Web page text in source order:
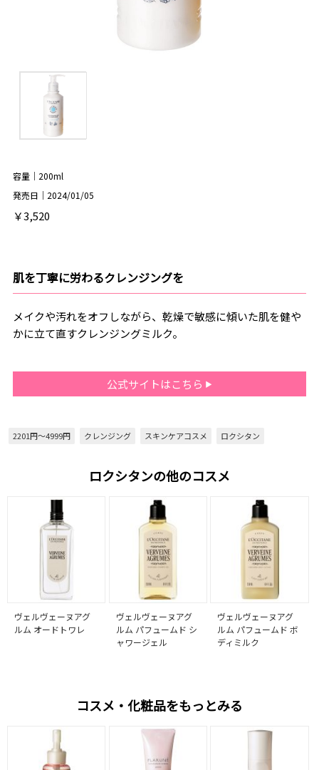
容量｜200ml
発売日｜2024/01/05
￥3,520
肌を丁寧に労わるクレンジングを
メイクや汚れをオフしながら、乾燥で敏感に傾いた肌を健や
かに立て直すクレンジングミルク。
公式サイトはこちら
2201円～4999円 クレンジング スキンケアコスメ ロクシタン
ロクシタンの他のコスメ
ヴェルヴェーヌアグ
ルム オードトワレ
ヴェルヴェーヌアグ
ルム パフュームド シ
ャワージェル
ヴェルヴェーヌアグ
ルム パフュームド ボ
ディミルク
コスメ・化粧品をもっとみる